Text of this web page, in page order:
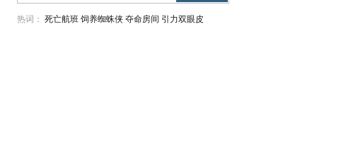
热词： 死亡航班 饲养蜘蛛侠 夺命房间 引力双眼皮